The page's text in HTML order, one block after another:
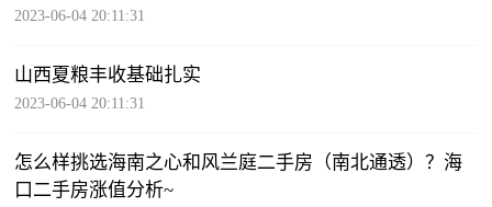
2023-06-04 20:11:31
山西夏粮丰收基础扎实
2023-06-04 20:11:31
怎么样挑选海南之心和风兰庭二手房（南北通透）？海
口二手房涨值分析~